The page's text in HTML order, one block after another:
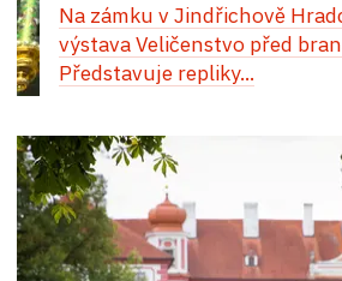
Na zámku v Jindřichově
výstava Veličenstvo před
Představuje repliky...